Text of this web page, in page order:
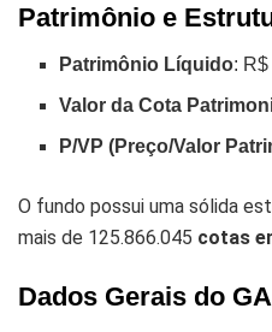
Patrimônio e
Patrimônio Líquido:
Valor da Cota
P/VP (Preço/Valor
O fundo possui uma sólida
mais de 125.866.045 cotas
Dados Gerais do